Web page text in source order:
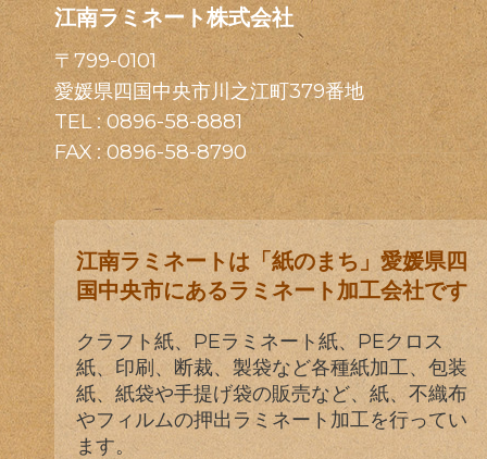
江南ラミネート株式会社
〒799-0101
愛媛県四国中央市川之江町379番地
TEL :0896-58-8881
FAX : 0896-58-8790
江南ラミネートは「紙のまち」愛媛県四
国中央市にあるラミネート加工会社です
クラフト紙、PEラミネート紙、PEクロス
紙、印刷、断裁、製袋など各種紙加工、包装
紙、紙袋や手提げ袋の販売など、紙、不織布
やフィルムの押出ラミネート加工を行ってい
ます。